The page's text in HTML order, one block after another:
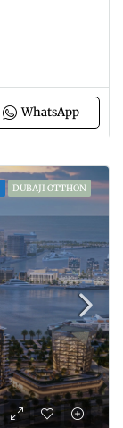
WhatsApp
DUBAJI OTTHON